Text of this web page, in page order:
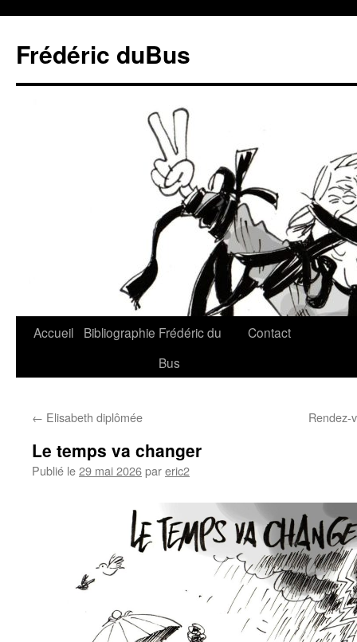
Frédéric duBus
Accueil Bibliographie Frédéric du
Bus
Contact
← Elisabeth diplômée Rendez-
Le temps va changer
Publié le29 mai 2026pareric2